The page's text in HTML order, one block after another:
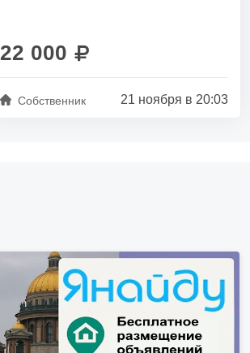
22 000
Собственник 21 ноября в 20:03